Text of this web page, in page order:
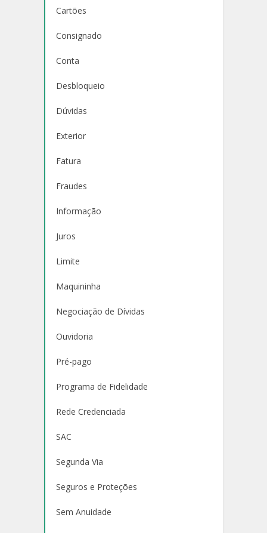
Cartões
Consignado
Conta
Desbloqueio
Dúvidas
Exterior
Fatura
Fraudes
Informação
Juros
Limite
Maquininha
Negociação de Dívidas
Ouvidoria
Pré-pago
Programa de Fidelidade
Rede Credenciada
SAC
Segunda Via
Seguros e Proteções
Sem Anuidade